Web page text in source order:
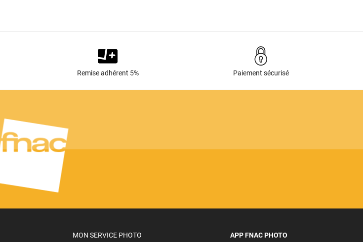
Remise adhérent 5% Paiement sécurisé
MON SERVICE PHOTO APP FNAC PHOTO